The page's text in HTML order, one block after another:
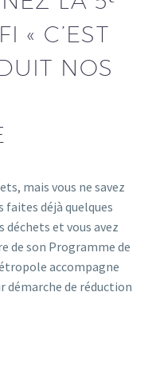
« C’EST
NOS
mais vous ne savez
faites déjà quelques
déchets et vous avez
de son Programme de
accompagne
de réduction